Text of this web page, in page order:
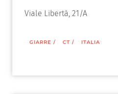
Viale Libertà, 21/A
GIARRE / CT / ITALIA